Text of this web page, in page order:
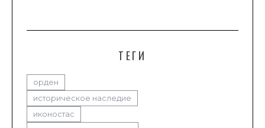
ТЕГИ
орден
историческое наследие
иконостас